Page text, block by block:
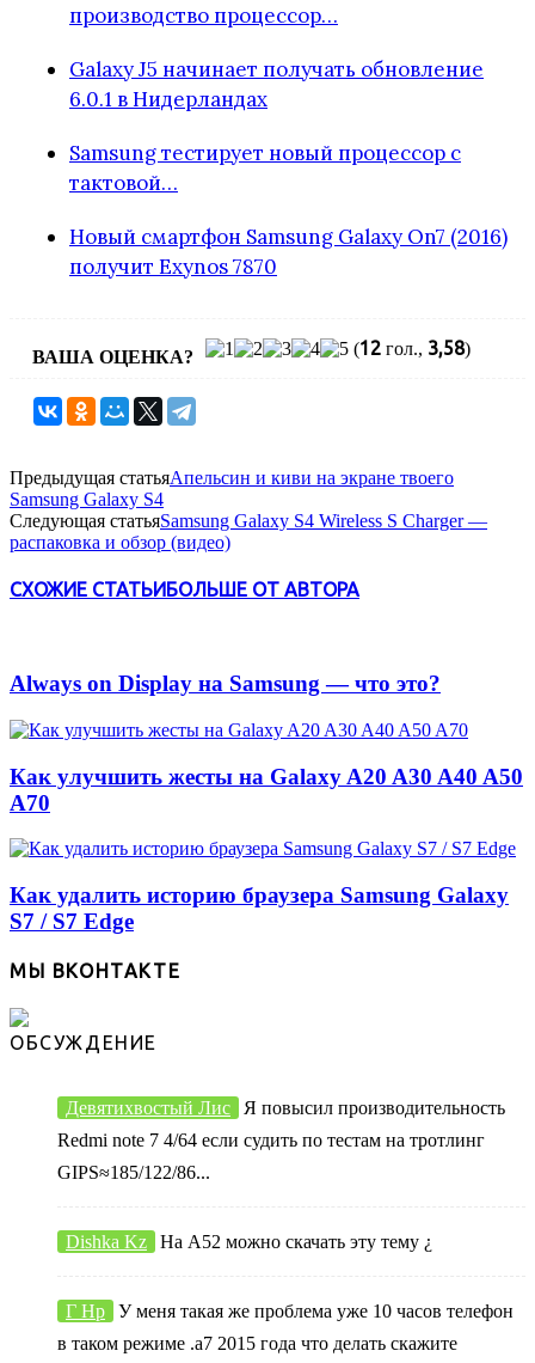
производство процессор…
Galaxy J5 начинает получать обновление
6.0.1 в Нидерландах
Samsung тестирует новый процессор с
тактовой…
Новый смартфон Samsung Galaxy On7 (2016)
получит Exynos 7870
ВАША ОЦЕНКА? (12 гол., 3,58)
Предыдущая статьяАпельсин и киви на экране твоего
Samsung Galaxy S4
Следующая статьяSamsung Galaxy S4 Wireless S Charger —
распаковка и обзор (видео)
СХОЖИЕ СТАТЬИБОЛЬШЕ ОТ АВТОРА
Always on Display на Samsung — что это?
Как улучшить жесты на Galaxy A20 A30 A40 A50
A70
Как удалить историю браузера Samsung Galaxy
S7 / S7 Edge
МЫ ВКОНТАКТЕ
ОБСУЖДЕНИЕ
Девятихвостый Лис
Я повысил производительность
Redmi note 7 4/64 если судить по тестам на тротлинг
GIPS≈185/122/86...
Dishka Kz На А52 можно скачать эту тему ¿
Г Нр
У меня такая же проблема уже 10 часов телефон
в таком режиме .а7 2015 года что делать скажите